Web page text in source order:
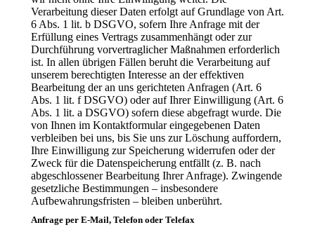
Verarbeitung dieser Daten erfolgt auf Grundlage von Art.
6 Abs. 1 lit. b DSGVO, sofern Ihre Anfrage mit der
Erfüllung eines Vertrags zusammenhängt oder zur
Durchführung vorvertraglicher Maßnahmen erforderlich
ist. In allen übrigen Fällen beruht die Verarbeitung auf
unserem berechtigten Interesse an der effektiven
Bearbeitung der an uns gerichteten Anfragen (Art. 6
Abs. 1 lit. f DSGVO) oder auf Ihrer Einwilligung (Art. 6
Abs. 1 lit. a DSGVO) sofern diese abgefragt wurde. Die
von Ihnen im Kontaktformular eingegebenen Daten
verbleiben bei uns, bis Sie uns zur Löschung auffordern,
Ihre Einwilligung zur Speicherung widerrufen oder der
Zweck für die Datenspeicherung entfällt (z. B. nach
abgeschlossener Bearbeitung Ihrer Anfrage). Zwingende
gesetzliche Bestimmungen – insbesondere
Aufbewahrungsfristen – bleiben unberührt.
Anfrage per E-Mail, Telefon oder Telefax